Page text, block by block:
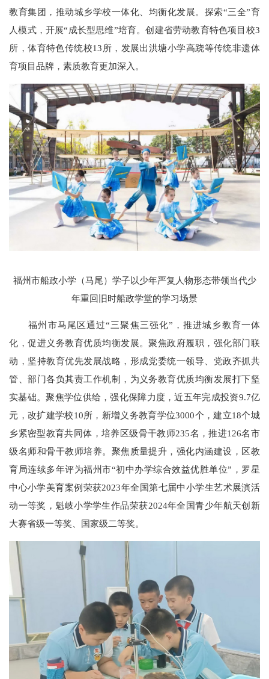
教育集团，推动城乡学校一体化、均衡化发展。探索“三全”育
人模式，开展“成长型思维”培育。创建省劳动教育特色项目校3
所，体育特色传统校13所，发展出洪塘小学高跷等传统非遗体
育项目品牌，素质教育更加深入。
福州市船政小学（马尾）学子以少年严复人物形态带领当代少
年重回旧时船政学堂的学习场景
福州市马尾区通过“三聚焦三强化”，推进城乡教育一体
化，促进义务教育优质均衡发展。聚焦政府履职，强化部门联
动，坚持教育优先发展战略，形成党委统一领导、党政齐抓共
管、部门各负其责工作机制，为义务教育优质均衡发展打下坚
实基础。聚焦学位供给，强化保障力度，近五年完成投资9.7亿
元，改扩建学校10所，新增义务教育学位3000个，建立18个城
乡紧密型教育共同体，培养区级骨干教师235名，推进126名市
级名师和骨干教师培养。聚焦质量提升，强化内涵建设，区教
育局连续多年评为福州市“初中办学综合效益优胜单位”，罗星
中心小学美育案例荣获2023年全国第七届中小学生艺术展演活
动一等奖，魁岐小学学生作品荣获2024年全国青少年航天创新
大赛省级一等奖、国家级二等奖。